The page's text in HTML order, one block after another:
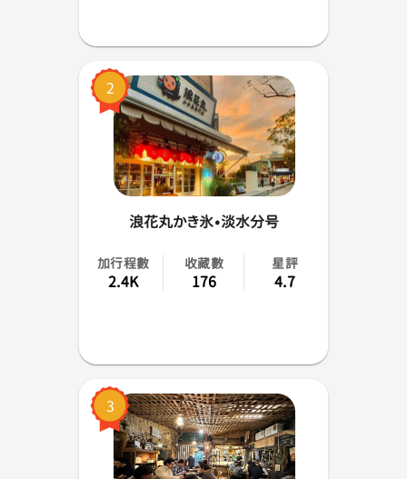
台南市
高雄市
屏東縣
蘭嶼
小琉球
2
浪花丸かき氷•淡水分号
加行程數
2.4K
收藏數
176
星評
4.7
3